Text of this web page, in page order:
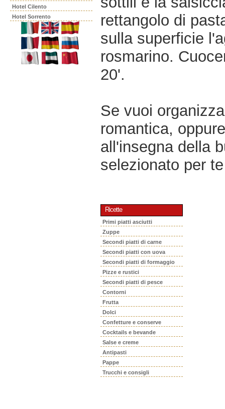
Hotel Cilento
Hotel Sorrento
rettangolo di
sulla superficie
rosmarino.
20'.
Se vuoi
romantica,
all'insegna della
selezionato per
Ricette
Primi piatti asciutti
Zuppe
Secondi piatti di carne
Secondi piatti con uova
Secondi piatti di formaggio
Pizze e rustici
Secondi piatti di pesce
Contorni
Frutta
Dolci
Confetture e conserve
Cocktails e bevande
Salse e creme
Antipasti
Pappe
Trucchi e consigli